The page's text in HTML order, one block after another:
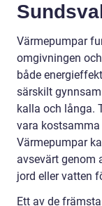
Värmepumpar
omgivningen
både
särskilt
kalla och långa.
vara
Värmepumpar
avsevärt genom
jord eller vatten
Ett av de